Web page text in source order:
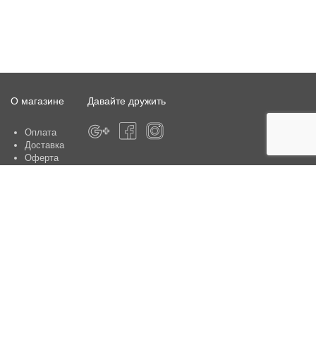
О магазине
Оплата
Доставка
Оферта
Давайте дружить